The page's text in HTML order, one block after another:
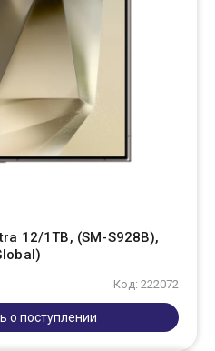
12/1TB, (SM-S928B),
Код: 222072
о поступлении